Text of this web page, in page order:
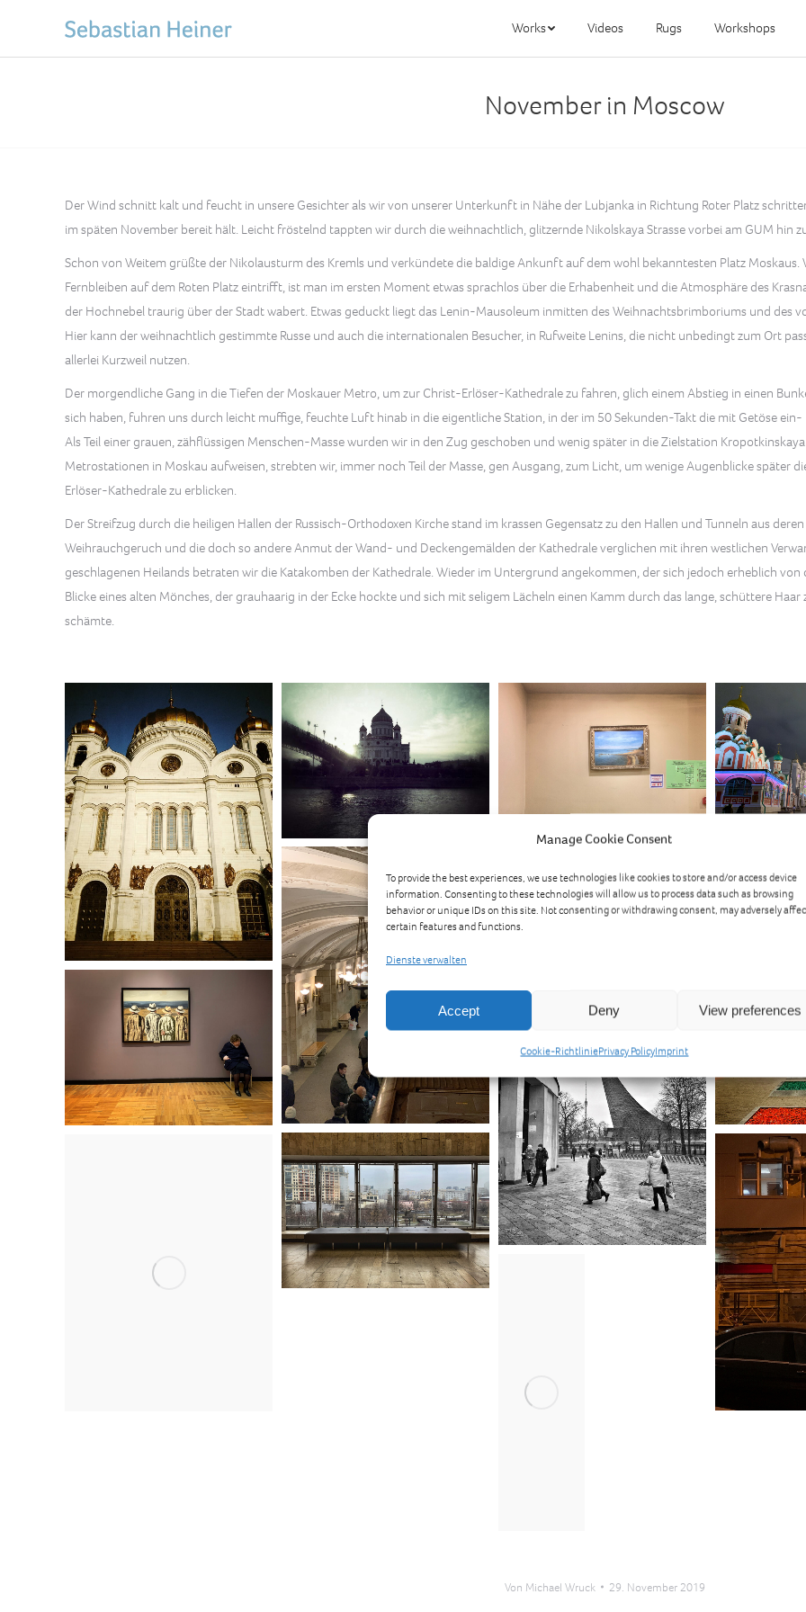
Manage Cookie Consent
To provide the best experiences, we use technologies like cookies to store and/or access device
information. Consenting to these technologies will allow us to process data such as browsing
behavior or unique IDs on this site. Not consenting or withdrawing consent, may adversely
certain features and functions.
Dienste verwalten
Accept Deny View preferences
Cookie-RichtliniePrivacy PolicyImprint
Works Videos Rugs Workshops
November in Moscow
Der Wind schnitt kalt und feucht in unsere Gesichter als wir von unserer Unterkunft in Nähe der Lubjanka in Richtung Roter Platz
im späten November bereit hält. Leicht fröstelnd tappten wir durch die weihnachtlich, glitzernde Nikolskaya Strasse vorbei am GUM hin
Schon von Weitem grüßte der Nikolausturm des Kremls und verkündete die baldige Ankunft auf dem wohl bekanntesten Platz Moskaus.
Fernbleiben auf dem Roten Platz eintrifft, ist man im ersten Moment etwas sprachlos über die Erhabenheit und die Atmosphäre des
der Hochnebel traurig über der Stadt wabert. Etwas geduckt liegt das Lenin-Mausoleum inmitten des Weihnachtsbrimboriums und des
Hier kann der weihnachtlich gestimmte Russe und auch die internationalen Besucher, in Rufweite Lenins, die nicht unbedingt zum Ort
allerlei Kurzweil nutzen.
Der morgendliche Gang in die Tiefen der Moskauer Metro, um zur Christ-Erlöser-Kathedrale zu fahren, glich einem Abstieg in einen
sich haben, fuhren uns durch leicht muffige, feuchte Luft hinab in die eigentliche Station, in der im 50 Sekunden-Takt die mit Getöse
Als Teil einer grauen, zähflüssigen Menschen-Masse wurden wir in den Zug geschoben und wenig später in die Zielstation
Metrostationen in Moskau aufweisen, strebten wir, immer noch Teil der Masse, gen Ausgang, zum Licht, um wenige Augenblicke später
Erlöser-Kathedrale zu erblicken.
Der Streifzug durch die heiligen Hallen der Russisch-Orthodoxen Kirche stand im krassen Gegensatz zu den Hallen und Tunneln aus
Weihrauchgeruch und die doch so andere Anmut der Wand- und Deckengemälden der Kathedrale verglichen mit ihren westlichen
geschlagenen Heilands betraten wir die Katakomben der Kathedrale. Wieder im Untergrund angekommen, der sich jedoch erheblich
Blicke eines alten Mönches, der grauhaarig in der Ecke hockte und sich mit seligem Lächeln einen Kamm durch das lange, schüttere
schämte.
Von Michael Wruck 29. November 2019